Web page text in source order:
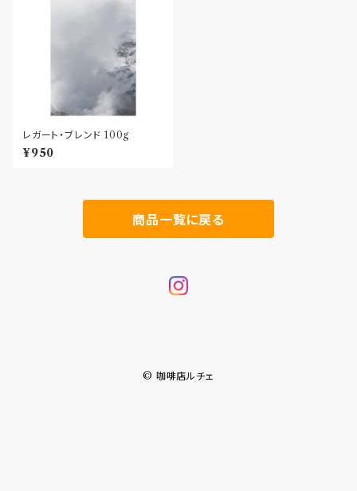
レガート・ブレンド 100g
¥950
商品一覧に戻る
© 咖啡店ルチェ